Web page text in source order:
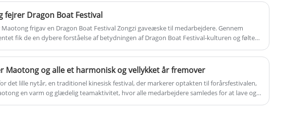
fejrer Dragon Boat Festival
frigav en Dragon Boat Festival Zongzi gaveæske til medarbejdere. Gennem
fik de en dybere forståelse af betydningen af ​​Dragon Boat Festival-kulturen og følte
Maotong og alle et harmonisk og vellykket år fremover
det lille nytår, en traditionel kinesisk festival, der markerer optakten til forårsfestivalen,
en varm og glædelig teamaktivitet, hvor alle medarbejdere samledes for at lave og